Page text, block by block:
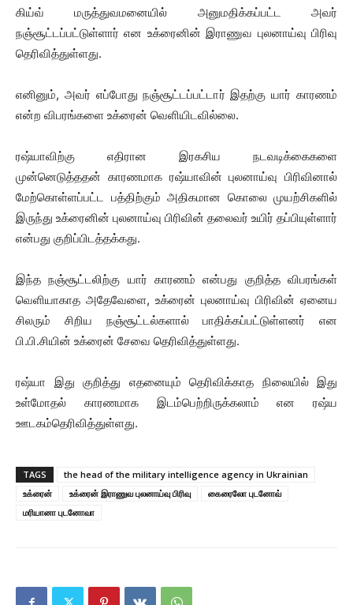
கிய்வ் மருத்துவமனையில் அனுமதிக்கப்பட்ட அவர்
நஞ்சூட்டப்பட்டுள்ளார் என உக்ரைனின் இராணுவ புலனாய்வு பிரிவு
தெரிவித்துள்ளது.
எனினும், அவர் எப்போது நஞ்சூட்டப்பட்டார் இதற்கு யார் காரணம்
என்ற விபரங்களை உக்ரைன் வெளியிடவில்லை.
ரஷ்யாவிற்கு எதிரான இரகசிய நடவடிக்கைகளை
முன்னெடுத்ததன் காரணமாக ரஷ்யாவின் புலனாய்வு பிரிவினால்
மேற்கொள்ளப்பட்ட பத்திற்கும் அதிகமான கொலை முயற்சிகளில்
இருந்து உக்ரைனின் புலனாய்வு பிரிவின் தலைவர் உயிர் தப்பியுள்ளார்
என்பது குறிப்பிடத்தக்கது.
இந்த நஞ்சூட்டலிற்கு யார் காரணம் என்பது குறித்த விபரங்கள்
வெளியாகாத அதேவேளை, உக்ரைன் புலனாய்வு பிரிவின் ஏனைய
சிலரும் சிறிய நஞ்சூட்டல்களால் பாதிக்கப்பட்டுள்ளனர் என
பி.பி.சியின் உக்ரைன் சேவை தெரிவித்துள்ளது.
ரஷ்யா இது குறித்து எதனையும் தெரிவிக்காத நிலையில் இது
உள்மோதல் காரணமாக இடம்பெற்றிருக்கலாம் என ரஷ்ய
ஊடகம்தெரிவித்துள்ளது.
TAGS
the head of the military intelligence agency in Ukrainian
உக்ரைன்
உக்ரைன் இராணுவ புலனாய்வு பிரிவு
கைரைலோ புடனோவ்
மரியானா புடனோவா